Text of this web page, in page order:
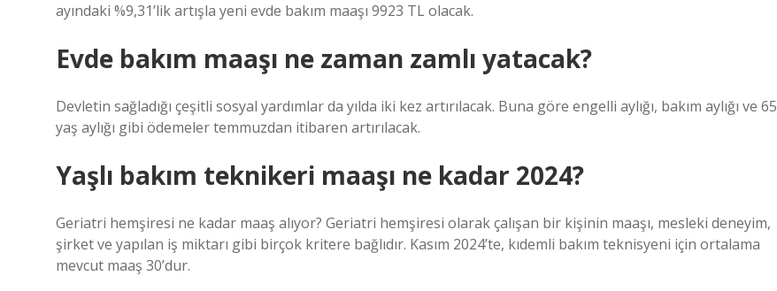
ayındaki %9,31’lik artışla yeni evde bakım maaşı 9923 TL olacak.
Evde bakım maaşı ne zaman zamlı yatacak?
Devletin sağladığı çeşitli sosyal yardımlar da yılda iki kez artırılacak. Buna göre engelli aylığı, bakım aylığı ve 65
yaş aylığı gibi ödemeler temmuzdan itibaren artırılacak.
Yaşlı bakım teknikeri maaşı ne kadar 2024?
Geriatri hemşiresi ne kadar maaş alıyor? Geriatri hemşiresi olarak çalışan bir kişinin maaşı, mesleki deneyim,
şirket ve yapılan iş miktarı gibi birçok kritere bağlıdır. Kasım 2024’te, kıdemli bakım teknisyeni için ortalama
mevcut maaş 30’dur.